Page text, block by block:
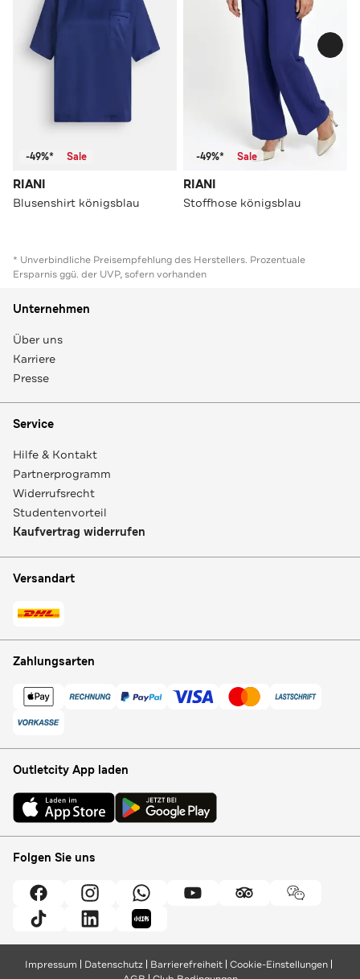
-49%* Sale
RIANI
Blusenshirt königsblau
-49%* Sale
RIANI
Stoffhose königsblau
* Unverbindliche Preisempfehlung des Herstellers. Prozentuale
Ersparnis ggü. der UVP, sofern vorhanden
Unternehmen
Über uns
Karriere
Presse
Service
Hilfe & Kontakt
Partnerprogramm
Widerrufsrecht
Studentenvorteil
Kaufvertrag widerrufen
Versandart
Zahlungsarten
Outletcity App laden
Folgen Sie uns
Impressum Datenschutz Barrierefreiheit Cookie-Einstellungen